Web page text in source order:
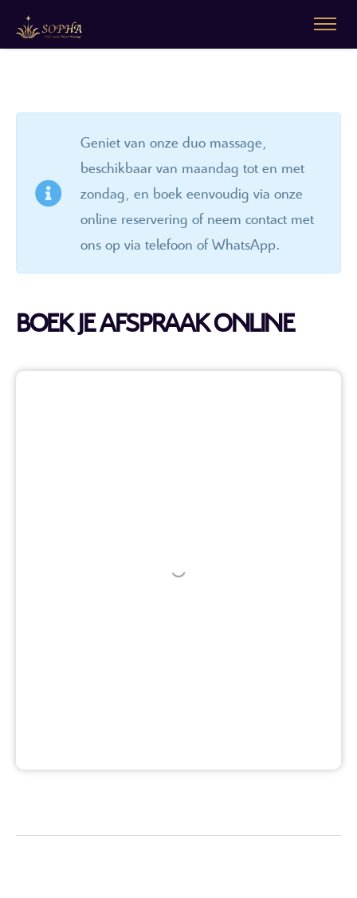
Geniet van onze duo massage,
beschikbaar van maandag tot en met
zondag, en boek eenvoudig via onze
online reservering of neem contact met
ons op via telefoon of WhatsApp.
BOEK JE AFSPRAAK ONLINE